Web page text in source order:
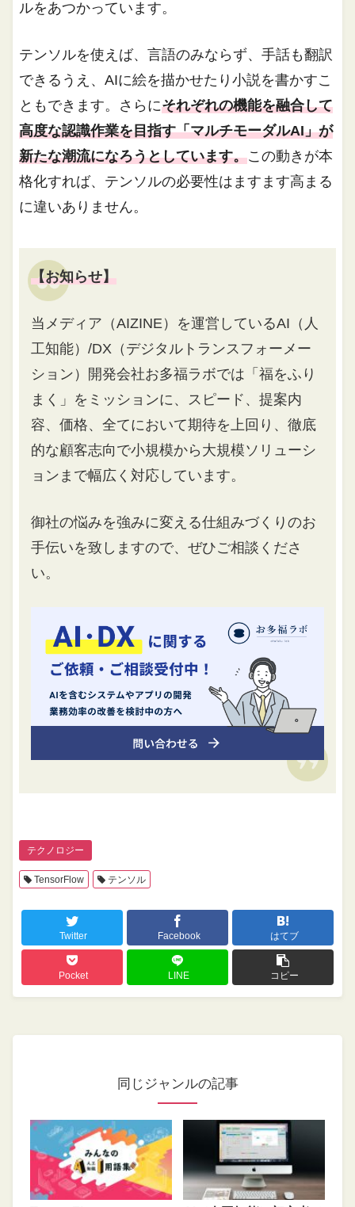
ルをあつかっています。
テンソルを使えば、言語のみならず、手話も翻訳
できるうえ、AIに絵を描かせたり小説を書かすこ
ともできます。さらにそれぞれの機能を融合して
高度な認識作業を目指す「マルチモーダルAI」が
新たな潮流になろうとしています。この動きが本
格化すれば、テンソルの必要性はますます高まる
に違いありません。
【お知らせ】
当メディア（AIZINE）を運営しているAI（人
工知能）/DX（デジタルトランスフォーメー
ション）開発会社お多福ラボでは「福をふり
まく」をミッションに、スピード、提案内
容、価格、全てにおいて期待を上回り、徹底
的な顧客志向で小規模から大規模ソリューシ
ョンまで幅広く対応しています。
御社の悩みを強みに変える仕組みづくりのお
手伝いを致しますので、ぜひご相談くださ
い。
テクノロジー
TensorFlow テンソル
Twitter Facebook はてブ
Pocket LINE コピー
同じジャンルの記事